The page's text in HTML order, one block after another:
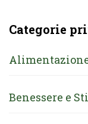
Categorie
Benessere e